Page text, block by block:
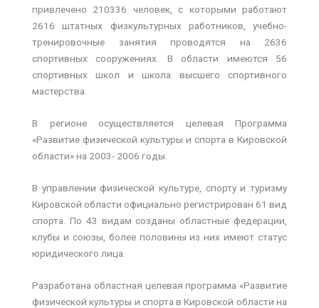
привлечено 210336 человек, с которыми работают
2616 штатных физкультурных работников, учебно-
тренировочные занятия проводятся на 2636
спортивных сооружениях. В области имеются 56
спортивных школ и школа высшего спортивного
мастерства.
В регионе осуществляется целевая Программа
«Развитие физической культуры и спорта в Кировской
области» на 2003- 2006 годы.
В управлении физической культуре, спорту и туризму
Кировской области официально регистрирован 61 вид
спорта. По 43 видам созданы областные федерации,
клубы и союзы, более половины из них имеют статус
юридического лица.
Разработана областная целевая программа «Развитие
физической культуры и спорта в Кировской области на